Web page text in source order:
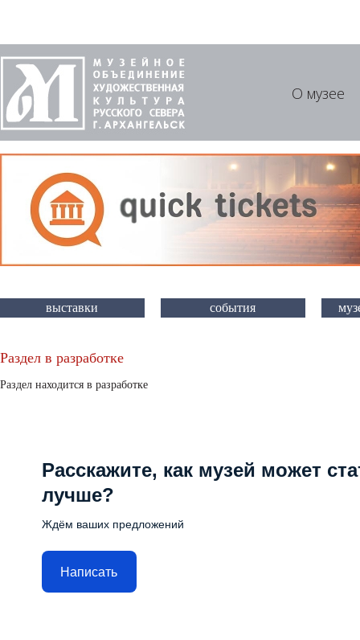
О музее
выставки события
Раздел в разработке
Раздел находится в разработке
Расскажите, как музей может
лучше?
Ждём ваших предложений
Написать